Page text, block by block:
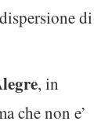
di
, in
che non e’